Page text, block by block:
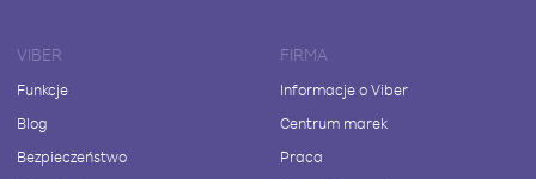
VIBER
Funkcje
Blog
Bezpieczeństwo
FIRMA
Informacje o Viber
Centrum marek
Praca